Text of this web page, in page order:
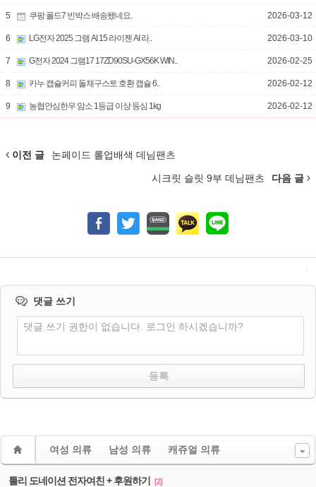
5 쿠팡 폴드7 빈박스 배송됐네요. 2026-03-12
6 LG전자 2025 그램 AI 15 라이젠 AI 라.. 2026-03-10
7 G전자 2024 그램17 17ZD90SU-GX56K WIN.. 2026-02-25
8 카누 캡슐커피 돌체구스토 호환 캡슐 6.. 2026-02-12
9 농협안심한우 암소 1등급 이상 등심 1kg 2026-02-12
이전 글 논페이드 롤업배색 데님팬츠
시크릿 슬릿 9부 데님팬츠 다음 글
댓글 쓰기
댓글 쓰기 권한이 없습니다. 로그인 하시겠습니까?
여성 의류 남성 의류 캐쥬얼 의류
툴리 도네이션 전자여친 + 후원하기
[2]